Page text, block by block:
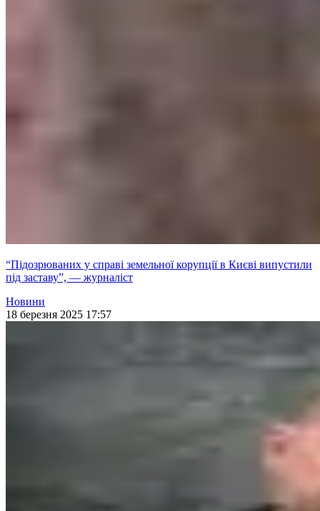
“Підозрюваних у справі земельної корупції в Києві випустили
під заставу”, — журналіст
Новини
18 березня 2025 17:57